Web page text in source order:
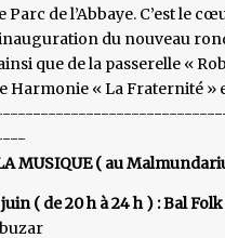
Parc de l’Abbaye. C’est le
du nouveau
que de la passerelle «
Harmonie « La Fraternité »
MUSIQUE ( au
( de 20 h à 24 h ) : Bal Folk